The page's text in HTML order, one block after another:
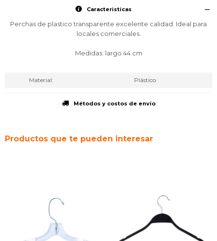
Caracteristicas
Perchas de plastico transparente excelente calidad. Ideal para
locales comerciales.
Medidas: largo 44 cm
Material Plástico
Métodos y costos de envío
Productos que te pueden interesar